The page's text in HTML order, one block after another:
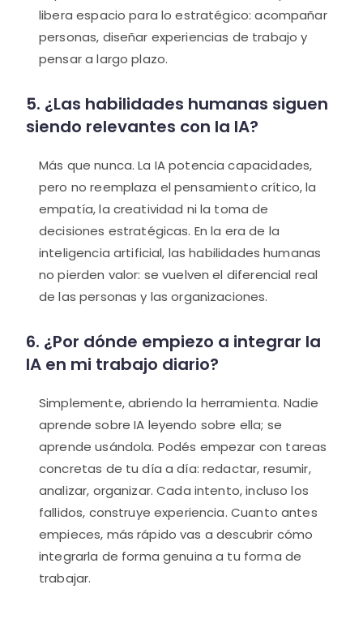
libera espacio para lo estratégico: acompañar
personas, diseñar experiencias de trabajo y
pensar a largo plazo.
5. ¿Las habilidades humanas siguen
siendo relevantes con la IA?
Más que nunca. La IA potencia capacidades,
pero no reemplaza el pensamiento crítico, la
empatía, la creatividad ni la toma de
decisiones estratégicas. En la era de la
inteligencia artificial, las habilidades humanas
no pierden valor: se vuelven el diferencial real
de las personas y las organizaciones.
6. ¿Por dónde empiezo a integrar la
IA en mi trabajo diario?
Simplemente, abriendo la herramienta. Nadie
aprende sobre IA leyendo sobre ella; se
aprende usándola. Podés empezar con tareas
concretas de tu día a día: redactar, resumir,
analizar, organizar. Cada intento, incluso los
fallidos, construye experiencia. Cuanto antes
empieces, más rápido vas a descubrir cómo
integrarla de forma genuina a tu forma de
trabajar.